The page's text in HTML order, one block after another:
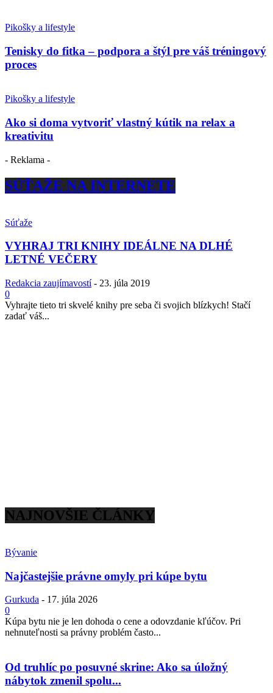
Pikošky a lifestyle
Tenisky do fitka – podpora a štýl pre váš tréningový
proces
Pikošky a lifestyle
Ako si doma vytvoriť vlastný kútik na relax a
kreativitu
- Reklama -
SÚŤAŽE NA INTERNETE
Súťaže
VYHRAJ TRI KNIHY IDEÁLNE NA DLHÉ
LETNÉ VEČERY
Redakcia zaujímavostí - 23. júla 2019
0
Vyhrajte tieto tri skvelé knihy pre seba či svojich blízkych! Stačí
zadať váš...
NAJNOVŠIE ČLÁNKY
Bývanie
Najčastejšie právne omyly pri kúpe bytu
Gurkuda - 17. júla 2026
0
Kúpa bytu nie je len dohoda o cene a odovzdanie kľúčov. Pri
nehnuteľnosti sa právny problém často...
Od truhlíc po posuvné skrine: Ako sa úložný
nábytok zmenil spolu...